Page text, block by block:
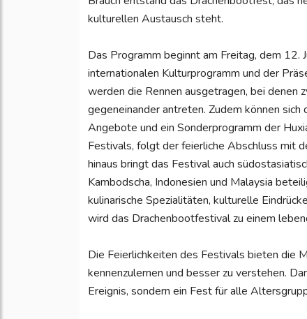
kulturellen Austausch steht.
Das Programm beginnt am Freitag, dem 12.
internationalen Kulturprogramm und der
werden die Rennen ausgetragen, bei denen
gegeneinander antreten. Zudem können
Angebote und ein Sonderprogramm der
Festivals, folgt der feierliche Abschluss mit
hinaus bringt das Festival auch
Kambodscha, Indonesien und Malaysia
kulinarische Spezialitäten, kulturelle
wird das Drachenbootfestival zu einem
Die Feierlichkeiten des Festivals bieten die
kennenzulernen und besser zu verstehen.
Ereignis, sondern ein Fest für alle